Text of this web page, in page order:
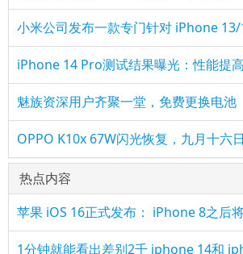
小米公司发布一款专门针对 iPhone
iPhone 14 Pro测试结果曝光：性能提
魅族资深用户齐聚一堂，免费更换电池
OPPO K10x 67W闪光恢复，九月十六
热点内容
苹果 iOS 16正式发布： iPhone 8之后
1分钟就能看出差别2千 iphone 14和